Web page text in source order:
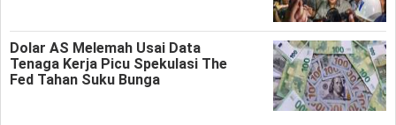
Dolar AS Melemah Usai Data
Tenaga Kerja Picu Spekulasi The
Fed Tahan Suku Bunga